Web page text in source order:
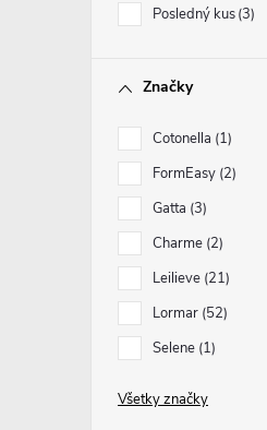
Posledný kus 3
Značky
Cotonella 1
FormEasy 2
Gatta 3
Charme 2
Leilieve 21
Lormar 52
Selene 1
Všetky značky